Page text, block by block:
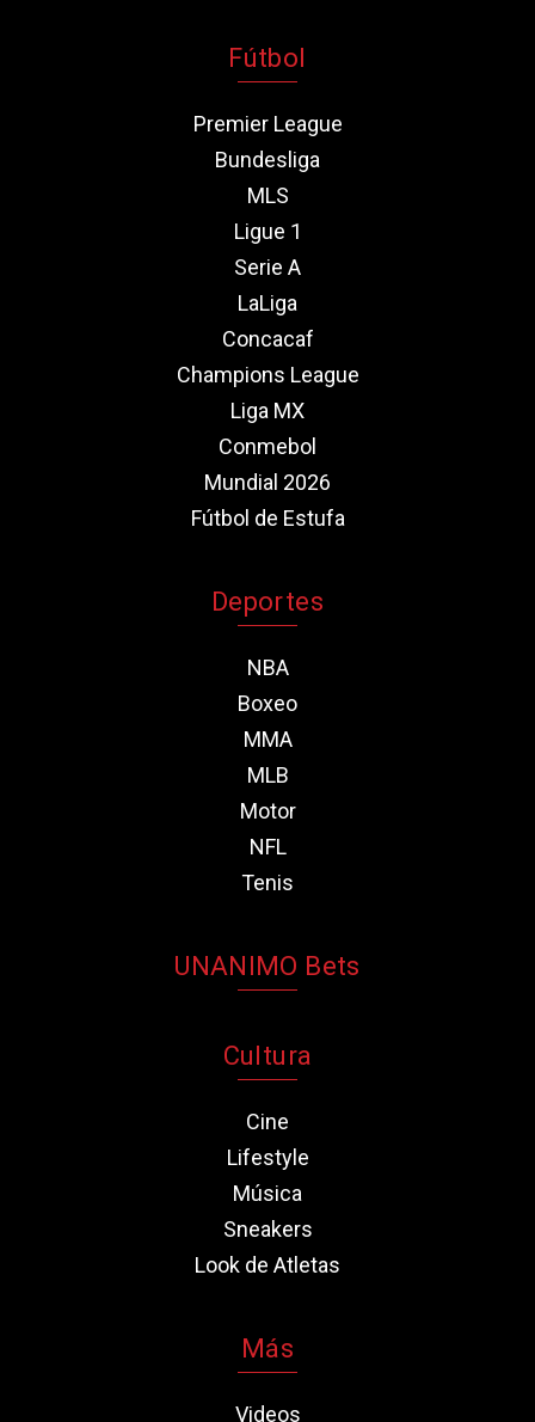
Fútbol
Premier League
Bundesliga
MLS
Ligue 1
Serie A
LaLiga
Concacaf
Champions League
Liga MX
Conmebol
Mundial 2026
Fútbol de Estufa
Deportes
NBA
Boxeo
MMA
MLB
Motor
NFL
Tenis
UNANIMO Bets
Cultura
Cine
Lifestyle
Música
Sneakers
Look de Atletas
Más
Videos